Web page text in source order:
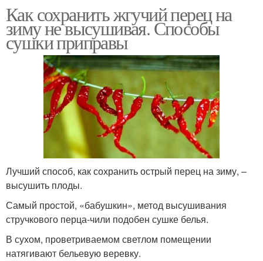
Как сохранить жгучий перец на
зиму не высушивая. Способы
сушки приправы
Лучший способ, как сохранить острый перец на зиму, –
высушить плоды.
Самый простой, «бабушкин», метод высушивания
стручкового перца-чили подобен сушке белья.
В сухом, проветриваемом светлом помещении
натягивают бельевую веревку.